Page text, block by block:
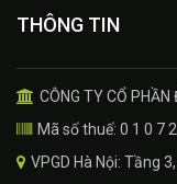
THÔNG TIN
CÔNG TY CỔ
Mã số thuế: 0 1 0 7
VPGD Hà Nội: Tầng